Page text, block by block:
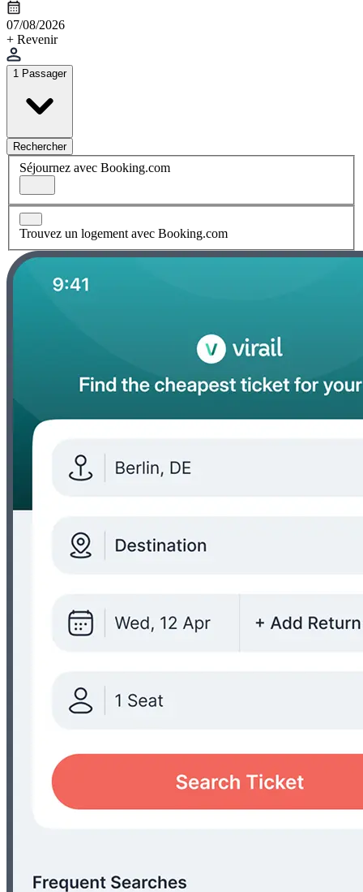
07/08/2026
+ Revenir
1 Passager
Rechercher
Séjournez avec Booking.com
Trouvez un logement avec Booking.com